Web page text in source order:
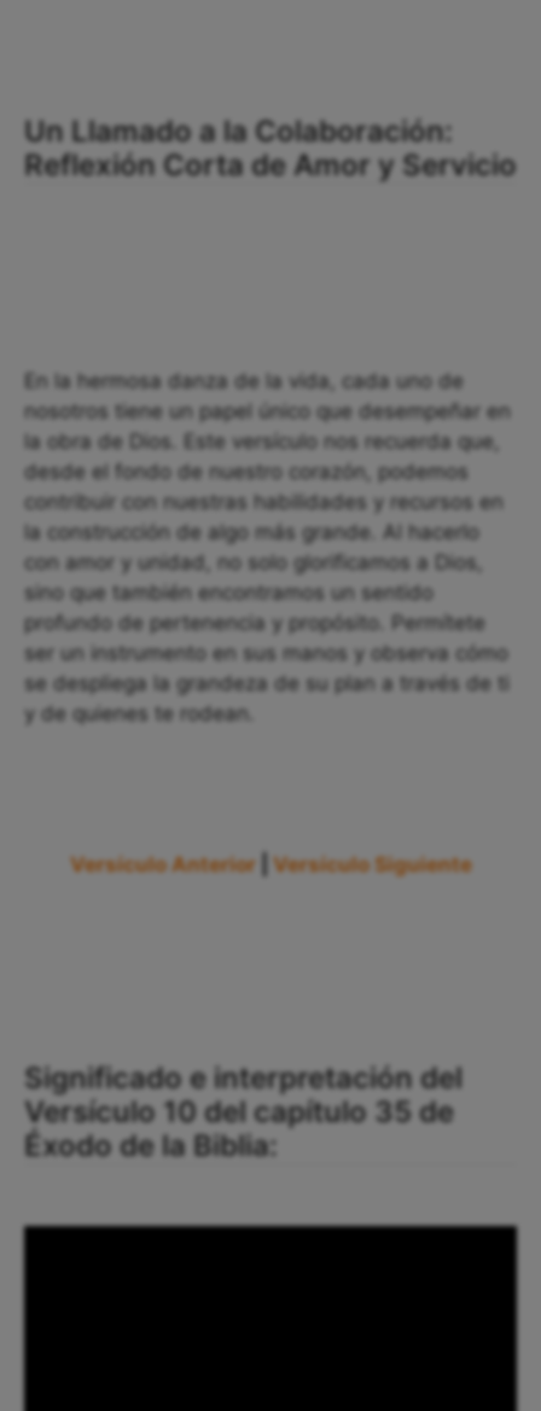
Un Llamado a la Colaboración:
Reflexión Corta de Amor y Servicio
En la hermosa danza de la vida, cada uno de
nosotros tiene un papel único que desempeñar en
la obra de Dios. Este versículo nos recuerda que,
desde el fondo de nuestro corazón, podemos
contribuir con nuestras habilidades y recursos en
la construcción de algo más grande. Al hacerlo
con amor y unidad, no solo glorificamos a Dios,
sino que también encontramos un sentido
profundo de pertenencia y propósito. Permítete
ser un instrumento en sus manos y observa cómo
se despliega la grandeza de su plan a través de ti
y de quienes te rodean.
Versículo Anterior Versículo Siguiente
Significado e interpretación del
Versículo 10 del capítulo 35 de
Éxodo de la Biblia: